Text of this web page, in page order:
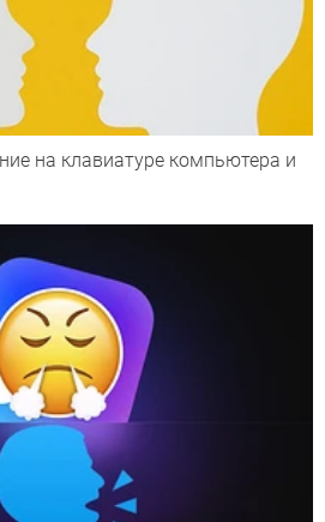
на клавиатуре компьютера и